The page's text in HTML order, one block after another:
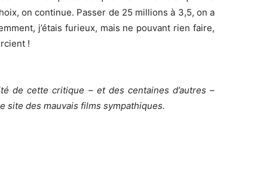
on continue. Passer de 25 millions à 3,5, on a
j’étais furieux, mais ne pouvant rien faire,
!
de cette critique – et des centaines d’autres –
site des mauvais films sympathiques.